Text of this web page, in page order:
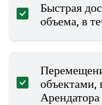
Быстрая
объема, в
объектами,